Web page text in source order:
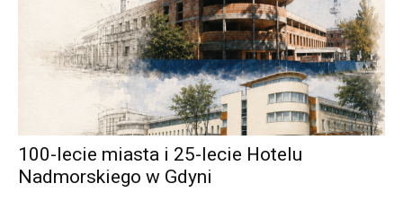
100-lecie miasta i 25-lecie Hotelu
Nadmorskiego w Gdyni